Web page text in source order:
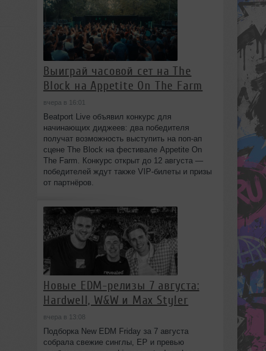
Выиграй часовой сет на The
Block на Appetite On The Farm
вчера в 16:01
Beatport Live объявил конкурс для
начинающих диджеев: два победителя
получат возможность выступить на поп‑ап
сцене The Block на фестивале Appetite On
The Farm. Конкурс открыт до 12 августа —
победителей ждут также VIP‑билеты и призы
от партнёров.
Новые EDM-релизы 7 августа:
Hardwell, W&W и Max Styler
вчера в 13:08
Подборка New EDM Friday за 7 августа
собрала свежие синглы, EP и превью